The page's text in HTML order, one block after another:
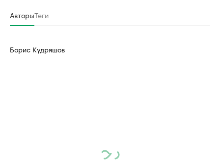
АвторыТеги
Борис Кудряшов